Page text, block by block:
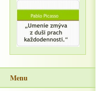
Menu